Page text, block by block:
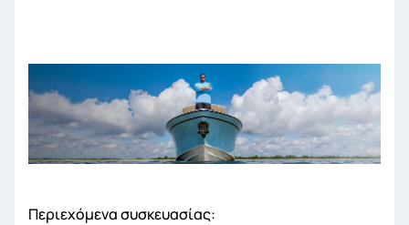
Περιεχόμενα συσκευασίας: